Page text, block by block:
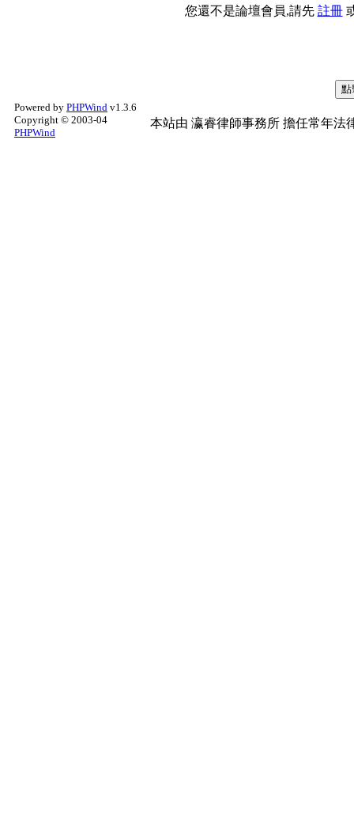
您還不是論壇會員,請先 註冊
Powered by PHPWind v1.3.6
Copyright © 2003-04
PHPWind
本站由 瀛睿律師事務所 擔任常年法